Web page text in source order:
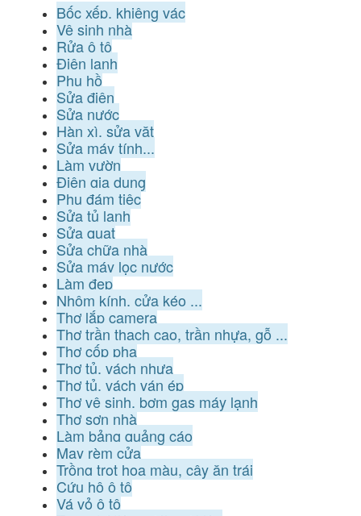
Bốc xếp, khiêng vác
Vệ sinh nhà
Rửa ô tô
Điện lạnh
Phụ hồ
Sửa điện
Sửa nước
Hàn xì, sửa vặt
Sửa máy tính...
Làm vườn
Điện gia dụng
Phụ đám tiệc
Sửa tủ lạnh
Sửa quạt
Sửa chữa nhà
Sửa máy lọc nước
Làm đẹp
Nhôm kính, cửa kéo ...
Thợ lắp camera
Thợ trần thạch cao, trần nhựa, gỗ ...
Thợ cốp pha
Thợ tủ, vách nhựa
Thợ tủ, vách ván ép
Thợ vệ sinh, bơm gas máy lạnh
Thợ sơn nhà
Làm bảng quảng cáo
May rèm cửa
Trồng trọt hoa màu, cây ăn trái
Cứu hộ ô tô
Vá vỏ ô tô